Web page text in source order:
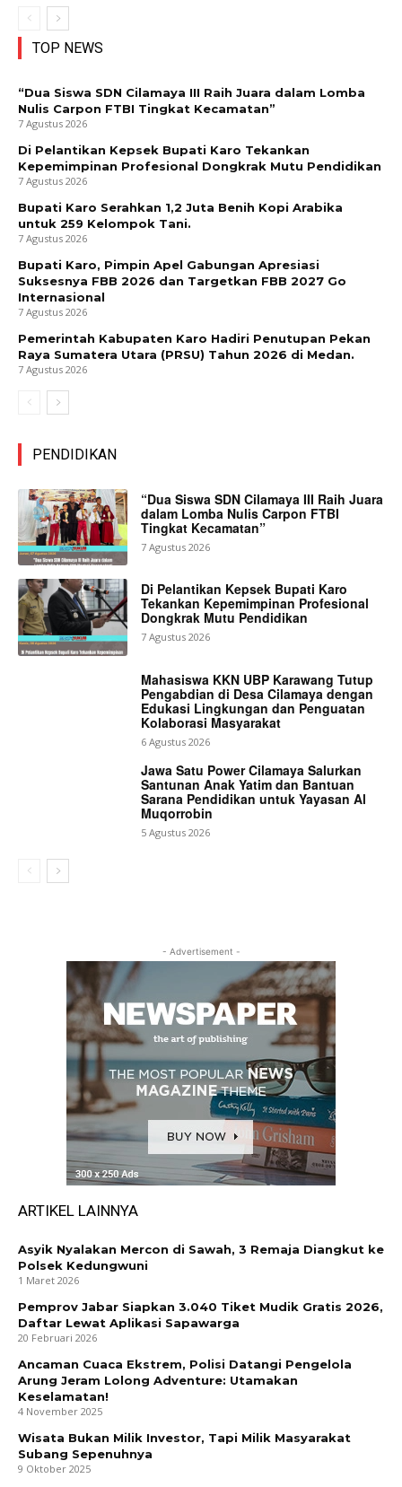
TOP NEWS
“Dua Siswa SDN Cilamaya III Raih Juara dalam Lomba
Nulis Carpon FTBI Tingkat Kecamatan”
7 Agustus 2026
Di Pelantikan Kepsek Bupati Karo Tekankan
Kepemimpinan Profesional Dongkrak Mutu Pendidikan
7 Agustus 2026
Bupati Karo Serahkan 1,2 Juta Benih Kopi Arabika
untuk 259 Kelompok Tani.
7 Agustus 2026
Bupati Karo, Pimpin Apel Gabungan Apresiasi
Suksesnya FBB 2026 dan Targetkan FBB 2027 Go
Internasional
7 Agustus 2026
Pemerintah Kabupaten Karo Hadiri Penutupan Pekan
Raya Sumatera Utara (PRSU) Tahun 2026 di Medan.
7 Agustus 2026
PENDIDIKAN
“Dua Siswa SDN Cilamaya III Raih Juara
dalam Lomba Nulis Carpon FTBI
Tingkat Kecamatan”
7 Agustus 2026
Di Pelantikan Kepsek Bupati Karo
Tekankan Kepemimpinan Profesional
Dongkrak Mutu Pendidikan
7 Agustus 2026
Mahasiswa KKN UBP Karawang Tutup
Pengabdian di Desa Cilamaya dengan
Edukasi Lingkungan dan Penguatan
Kolaborasi Masyarakat
6 Agustus 2026
Jawa Satu Power Cilamaya Salurkan
Santunan Anak Yatim dan Bantuan
Sarana Pendidikan untuk Yayasan Al
Muqorrobin
5 Agustus 2026
- Advertisement -
ARTIKEL LAINNYA
Asyik Nyalakan Mercon di Sawah, 3 Remaja Diangkut ke
Polsek Kedungwuni
1 Maret 2026
Pemprov Jabar Siapkan 3.040 Tiket Mudik Gratis 2026,
Daftar Lewat Aplikasi Sapawarga
20 Februari 2026
Ancaman Cuaca Ekstrem, Polisi Datangi Pengelola
Arung Jeram Lolong Adventure: Utamakan
Keselamatan!
4 November 2025
Wisata Bukan Milik Investor, Tapi Milik Masyarakat
Subang Sepenuhnya
9 Oktober 2025